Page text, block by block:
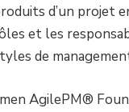
d’un projet
et les
de
AgilePM®